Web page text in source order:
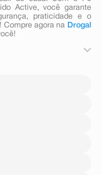
Active, você garante
praticidade e o
Compre agora na Drogal
misture o Pó
30 ou 40 volumes) na
cremosa e
a mistura nos fios
ou descoloração
e o estado da fibra